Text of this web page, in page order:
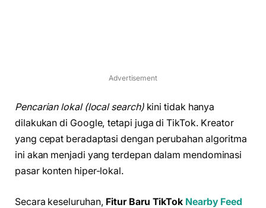
Advertisement
Pencarian lokal (local search)kini tidak hanya
dilakukan di Google, tetapi juga di TikTok. Kreator
yang cepat beradaptasi dengan perubahan algoritma
ini akan menjadi yang terdepan dalam mendominasi
pasar konten hiper-lokal.
Secara keseluruhan, Fitur Baru TikTok Nearby Feed